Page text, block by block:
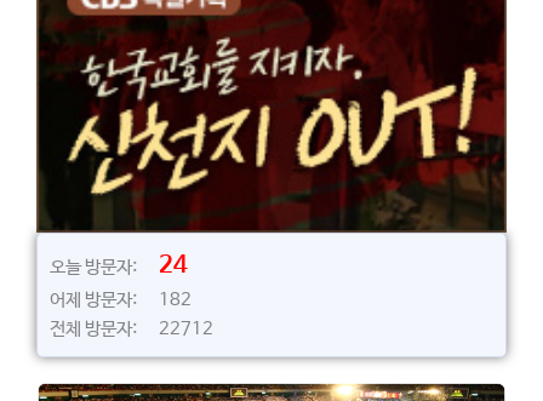
오늘 방문자: 24
어제 방문자: 182
전체 방문자: 22712